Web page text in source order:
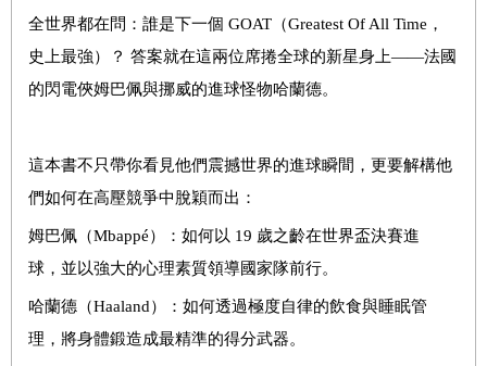
全世界都在問：誰是下一個 GOAT（Greatest Of All Time，
史上最強）？ 答案就在這兩位席捲全球的新星身上——法國
的閃電俠姆巴佩與挪威的進球怪物哈蘭德。
這本書不只帶你看見他們震撼世界的進球瞬間，更要解構他
們如何在高壓競爭中脫穎而出：
姆巴佩（Mbappé）：如何以 19 歲之齡在世界盃決賽進
球，並以強大的心理素質領導國家隊前行。
哈蘭德（Haaland）：如何透過極度自律的飲食與睡眠管
理，將身體鍛造成最精準的得分武器。